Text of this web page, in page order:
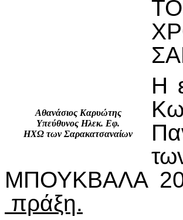
Αθανάσιος Καρυώτης
Υπεύθυνος Ηλεκ. Εφ.
ΗΧΩ των Σαρακατσαναίων
Η
ΜΠΟΥΚΒΑΛΑ
πράξη.